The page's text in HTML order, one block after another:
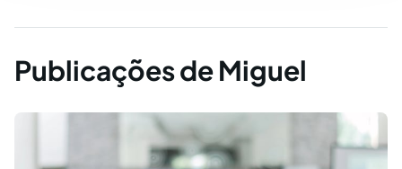
Publicações de Miguel